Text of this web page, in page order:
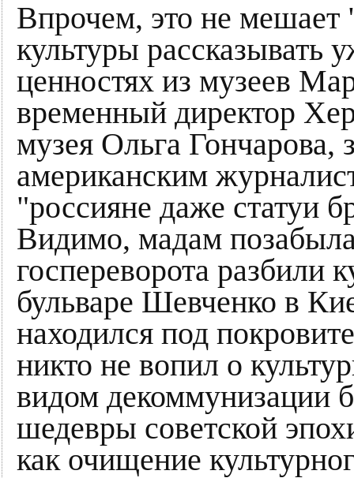
Впрочем, это не
культуры рассказывать
ценностях из музеев
временный директор
музея Ольга Гончарова,
американским
"россияне даже статуи
Видимо, мадам
госпереворота разбили
бульваре Шевченко в
находился под
никто не вопил о
видом декоммунизации
шедевры советской
как очищение